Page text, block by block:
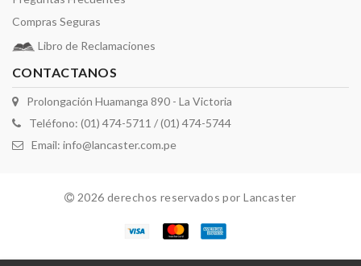
Compras Seguras
Libro de Reclamaciones
CONTACTANOS
Prolongación Huamanga 890 - La Victoria
Teléfono: (01) 474-5711 / (01) 474-5744
Email: info@lancaster.com.pe
2026 derechos reservados por Lancaster